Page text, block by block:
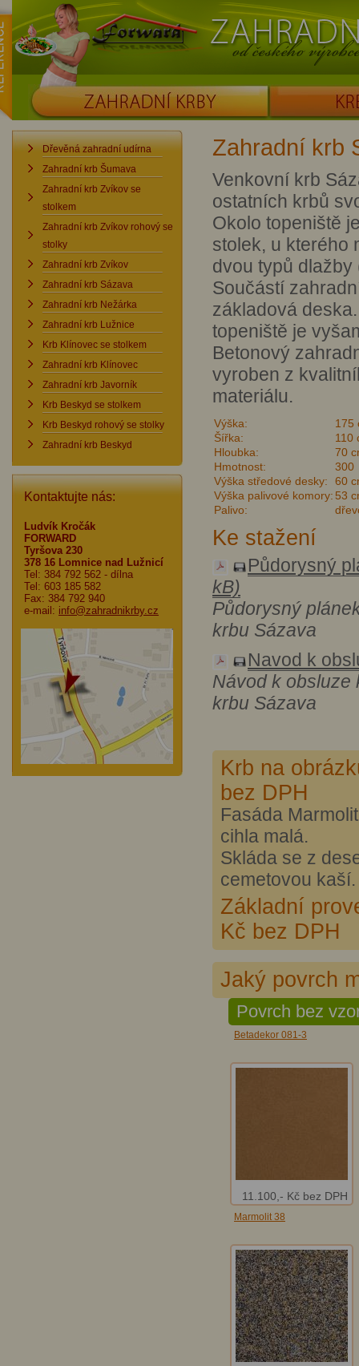
Forward Zahradní krby od
ZAHRADNÍ KRBY KRBOUDÍRNY
Dřevěná zahradní udírna
Zahradní krb Šumava
Zahradní krb Zvíkov se
stolkem
Zahradní krb Zvíkov rohový se
stolky
Zahradní krb Zvíkov
Zahradní krb Sázava
Zahradní krb Nežárka
Zahradní krb Lužnice
Krb Klínovec se stolkem
Zahradní krb Klínovec
Zahradní krb Javorník
Krb Beskyd se stolkem
Krb Beskyd rohový se stolky
Zahradní krb Beskyd
Kontaktujte nás:
Ludvík Kročák
FORWARD
Tyršova 230
378 16 Lomnice nad Lužnicí
Tel: 384 792 562 - dílna
Tel: 603 185 582
Fax: 384 792 940
e-mail: info@zahradnikrby.cz
Zahradní krb
Venkovní krb
ostatních krbů
Okolo topeniště
stolek, u kterého
dvou typů
Součástí
základová
topeniště je
Betonový
vyroben z
materiálu.
Výška:
175
Šířka:
110
Hloubka:
70
Hmotnost:
300
Výška středové desky:
60
Výška palivové komory: 53
Palivo:
Ke stažení
Půdorysný
kB)
Půdorysný
krbu Sázava
Navod k
Návod k obsluze
krbu Sázava
Krb na
bez DPH
Fasáda
cihla malá.
Skláda se z
cemetovou kaší.
Základní
Kč bez DPH
Jaký povrch
Povrch bez
Betadekor 081-3
11.100,- Kč bez DPH
Marmolit 38